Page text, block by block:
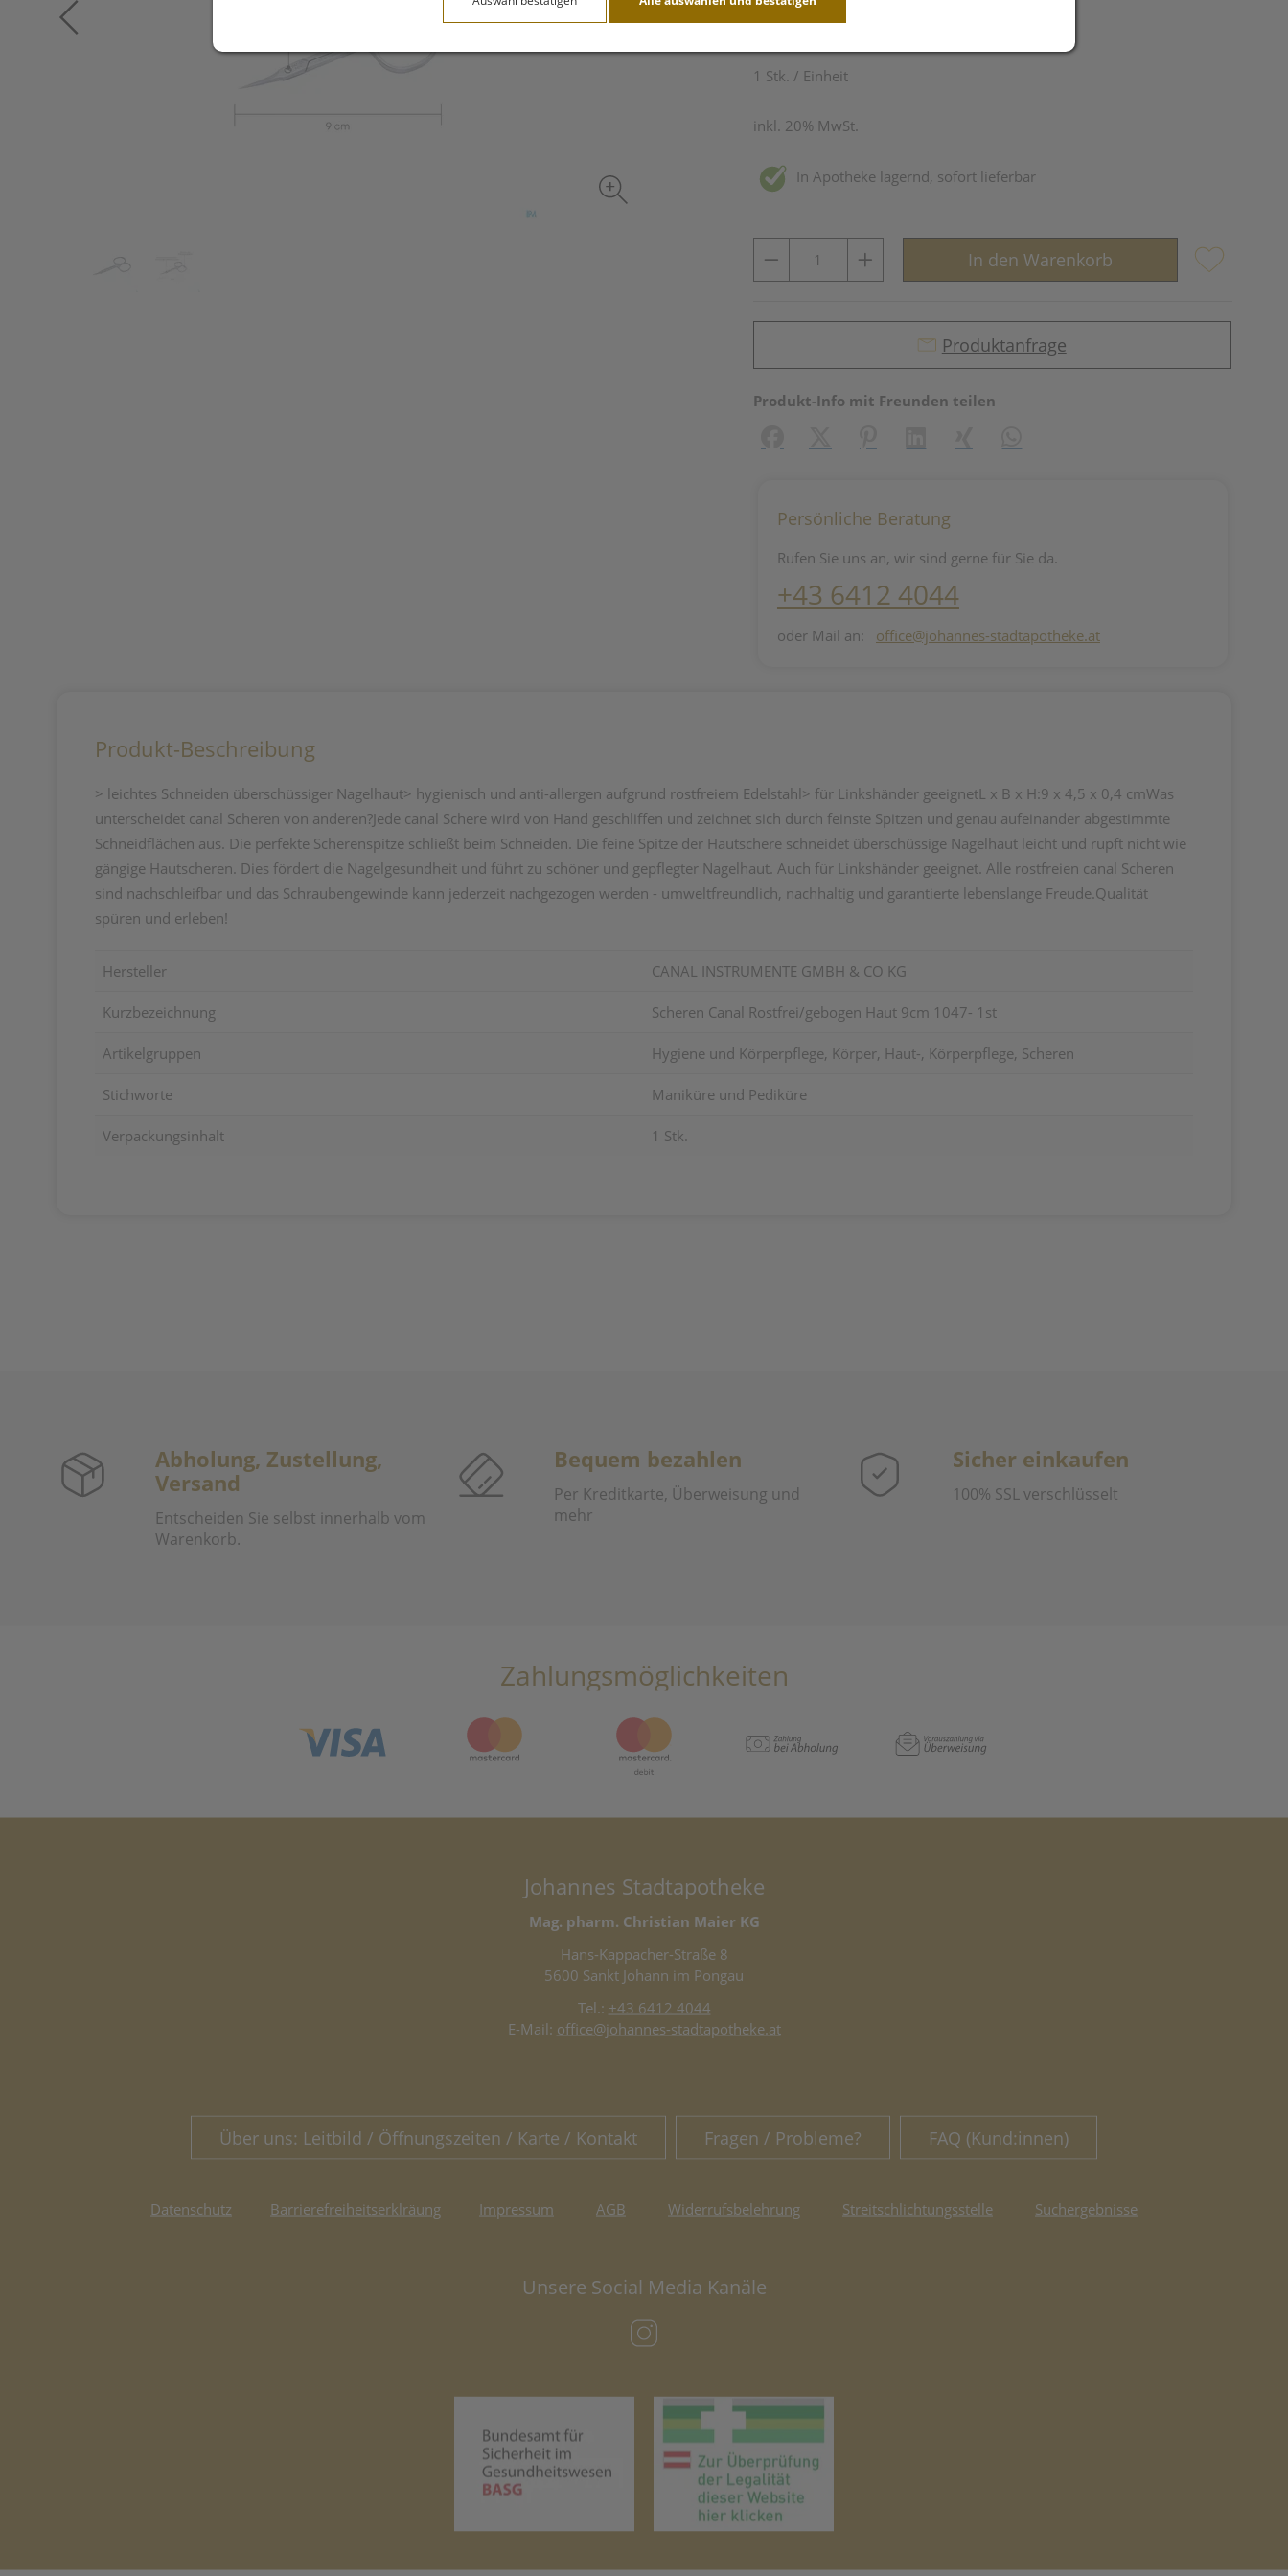
1 Stk. / Einheit
inkl. 20% MwSt.
In Apotheke lagernd, sofort lieferbar
In den Warenkorb
Produktanfrage
Produkt-Info mit Freunden teilen
Persönliche Beratung
Rufen Sie uns an, wir sind gerne für Sie da.
+43 6412 4044
oder Mail an: office@johannes-stadtapotheke.at
Produkt-Beschreibung
> leichtes Schneiden überschüssiger Nagelhaut> hygienisch und anti-allergen aufgrund rostfreiem Edelstahl> für Linkshänder geeignetL x B x H:9 x 4,5 x 0,4 cmWas
unterscheidet canal Scheren von anderen?Jede canal Schere wird von Hand geschliffen und zeichnet sich durch feinste Spitzen und genau aufeinander abgestimmte
Schneidflächen aus. Die perfekte Scherenspitze schließt beim Schneiden. Die feine Spitze der Hautschere schneidet überschüssige Nagelhaut leicht und rupft nicht wie
gängige Hautscheren. Dies fördert die Nagelgesundheit und führt zu schöner und gepflegter Nagelhaut. Auch für Linkshänder geeignet. Alle rostfreien canal Scheren
sind nachschleifbar und das Schraubengewinde kann jederzeit nachgezogen werden - umweltfreundlich, nachhaltig und garantierte lebenslange Freude.Qualität
spüren und erleben!
Hersteller CANAL INSTRUMENTE GMBH & CO KG
Kurzbezeichnung Scheren Canal Rostfrei/gebogen Haut 9cm 1047- 1st
Artikelgruppen Hygiene und Körperpflege, Körper, Haut-, Körperpflege, Scheren
Stichworte Maniküre und Pediküre
Verpackungsinhalt 1 Stk.
Abholung, Zustellung,
Versand
Entscheiden Sie selbst innerhalb vom
Warenkorb.
Bequem bezahlen
Per Kreditkarte, Überweisung und
mehr
Sicher einkaufen
100% SSL verschlüsselt
Zahlungsmöglichkeiten
Johannes Stadtapotheke
Mag. pharm. Christian Maier KG
Hans-Kappacher-Straße 8
5600 Sankt Johann im Pongau
Tel.: +43 6412 4044
E-Mail: office@johannes-stadtapotheke.at
Über uns: Leitbild / Öffnungszeiten / Karte / Kontakt Fragen / Probleme? FAQ (Kund:innen)
Datenschutz Barrierefreiheitserklräung Impressum AGB Widerrufsbelehrung Streitschlichtungsstelle Suchergebnisse
Unsere Social Media Kanäle
(öffnet in neuem Tab)